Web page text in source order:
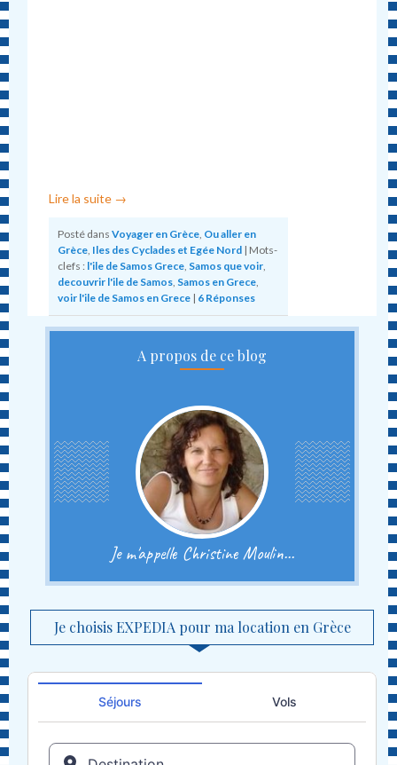
Lire la suite →
Posté dans Voyager en Grèce, Ou aller en
Grèce, Iles des Cyclades et Egée Nord | Mots-
clefs : l'ile de Samos Grece, Samos que voir,
decouvrir l'ile de Samos, Samos en Grece,
voir l'ile de Samos en Grece | 6 Réponses
A propos de ce blog
Je m'appelle Christine Moulin...
Je choisis EXPEDIA pour ma location en Grèce